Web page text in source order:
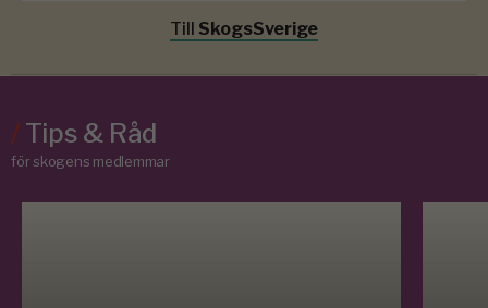
Till SkogsSverige
/Tips & Råd
för skogens medlemmar